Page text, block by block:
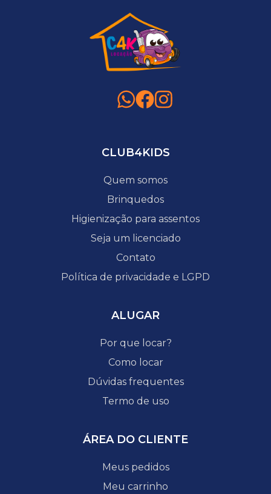
CLUB4KIDS
Quem somos
Brinquedos
Higienização para assentos
Seja um licenciado
Contato
Política de privacidade e LGPD
ALUGAR
Por que locar?
Como locar
Dúvidas frequentes
Termo de uso
ÁREA DO CLIENTE
Meus pedidos
Meu carrinho